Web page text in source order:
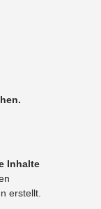
Inhalte
erstellt.